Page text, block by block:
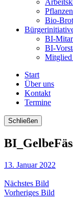
Bio-
BI-
BI-
Mitglied
Start
Über uns
Kontakt
Termine
Schließen
13. Januar 2022
Nächstes Bild
Vorheriges Bild